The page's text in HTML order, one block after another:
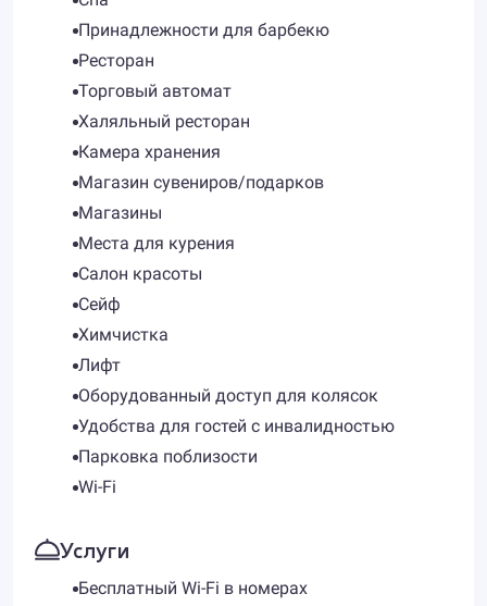
Принадлежности для барбекю
Ресторан
Торговый автомат
Халяльный ресторан
Камера хранения
Магазин сувениров/подарков
Магазины
Места для курения
Салон красоты
Сейф
Химчистка
Лифт
Оборудованный доступ для колясок
Удобства для гостей с инвалидностью
Парковка поблизости
Wi-Fi
Услуги
Бесплатный Wi-Fi в номерах